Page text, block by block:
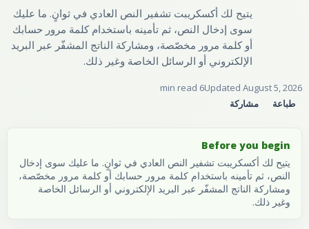
مقالات
تسجيل الدخول
يتيح لك أكسكريبت تشفير النص العادي في ثوانٍ. ما عليك
سوى إدخال النص، ثم تأمينه باستخدام كلمة مرور حسابك
أو كلمة مرور مخصّصة، ومشاركة الناتج المشفّر عبر البريد
الإلكتروني أو الرسائل الخاصة وغير ذلك.
Updated August 5, 2026
6 min read
طباعة مشاركة
Before you begin
يتيح لك أكسكريبت تشفير النص العادي في ثوانٍ. ما عليك سوى إدخال
النص، ثم تأمينه باستخدام كلمة مرور حسابك أو كلمة مرور مخصّصة،
ومشاركة الناتج المشفّر عبر البريد الإلكتروني أو الرسائل الخاصة
وغير ذلك.